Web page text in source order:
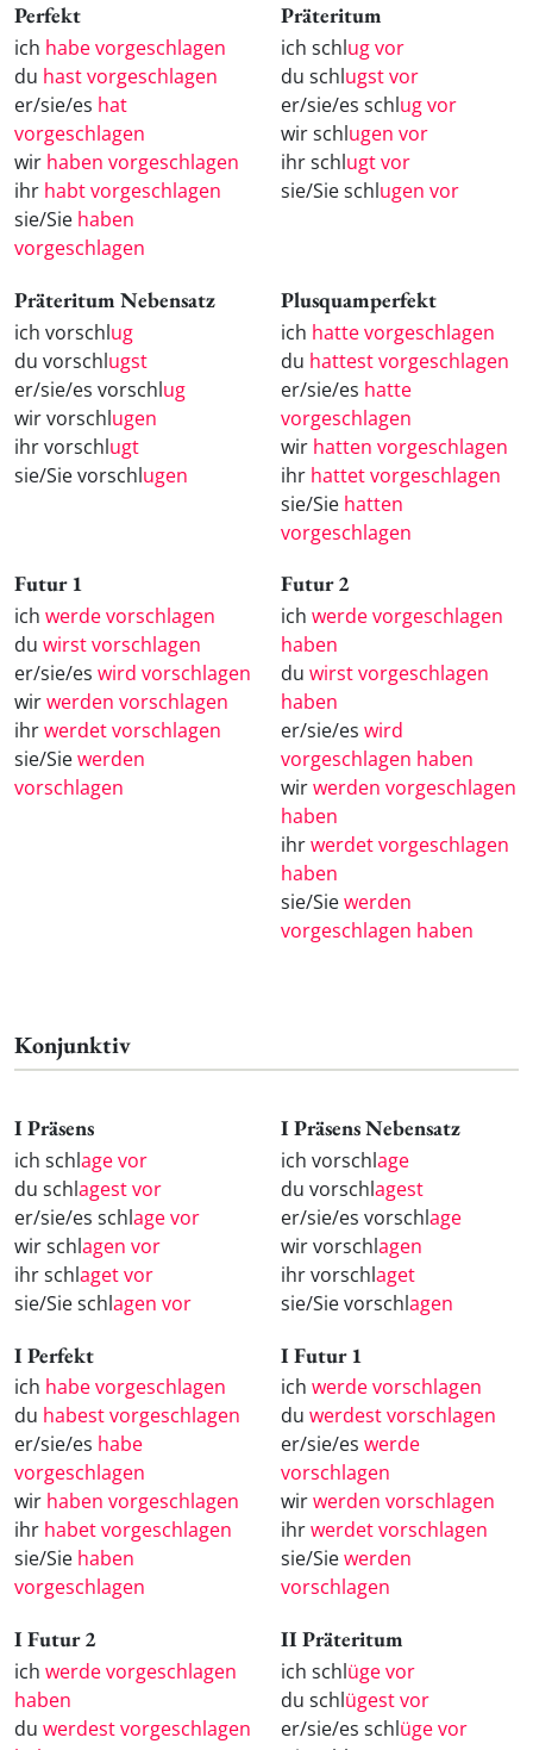
Perfekt
ich habe vorgeschlagen
du hast vorgeschlagen
er/sie/es hat
vorgeschlagen
wir haben vorgeschlagen
ihr habt vorgeschlagen
sie/Sie haben
vorgeschlagen
Präteritum
ich schlug vor
du schlugst vor
er/sie/es schlug vor
wir schlugen vor
ihr schlugt vor
sie/Sie schlugen vor
Präteritum Nebensatz
ich vorschlug
du vorschlugst
er/sie/es vorschlug
wir vorschlugen
ihr vorschlugt
sie/Sie vorschlugen
Plusquamperfekt
ich hatte vorgeschlagen
du hattest vorgeschlagen
er/sie/es hatte
vorgeschlagen
wir hatten vorgeschlagen
ihr hattet vorgeschlagen
sie/Sie hatten
vorgeschlagen
Futur 1
ich werde vorschlagen
du wirst vorschlagen
er/sie/es wird vorschlagen
wirwerden vorschlagen
ihrwerdet vorschlagen
sie/Siewerden
vorschlagen
Futur 2
ich werde vorgeschlagen
haben
du wirst vorgeschlagen
haben
er/sie/es wird
vorgeschlagen haben
wirwerden vorgeschlagen
haben
ihrwerdet vorgeschlagen
haben
sie/Siewerden
vorgeschlagen haben
Konjunktiv
I Präsens
ich schlage vor
du schlagest vor
er/sie/es schlage vor
wir schlagen vor
ihr schlaget vor
sie/Sie schlagen vor
I Präsens Nebensatz
ich vorschlage
du vorschlagest
er/sie/es vorschlage
wir vorschlagen
ihr vorschlaget
sie/Sie vorschlagen
I Perfekt
ich habe vorgeschlagen
du habest vorgeschlagen
er/sie/es habe
vorgeschlagen
wir haben vorgeschlagen
ihr habet vorgeschlagen
sie/Sie haben
vorgeschlagen
I Futur 1
ich werde vorschlagen
du werdest vorschlagen
er/sie/es werde
vorschlagen
wirwerden vorschlagen
ihrwerdet vorschlagen
sie/Siewerden
vorschlagen
I Futur 2
ich werde vorgeschlagen
haben
du werdest vorgeschlagen
II Präteritum
ich schlüge vor
du schlügest vor
er/sie/es schlüge vor